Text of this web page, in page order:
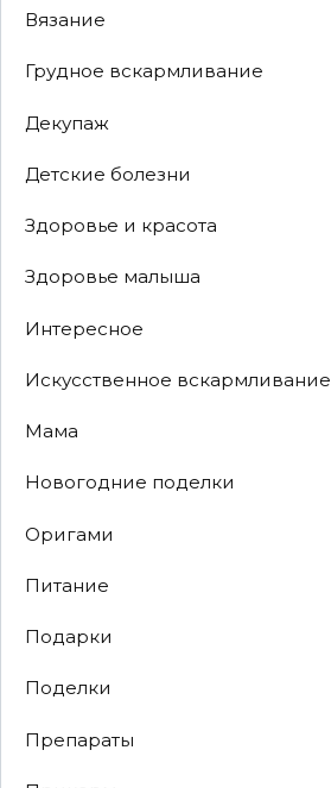
Вязание
Грудное вскармливание
Декупаж
Детские болезни
Здоровье и красота
Здоровье малыша
Интересное
Искусственное вскармливание
Мама
Новогодние поделки
Оригами
Питание
Подарки
Поделки
Препараты